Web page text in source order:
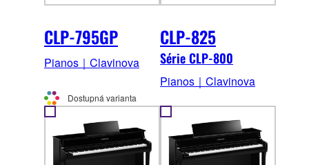
CLP-795GP
Pianos｜Clavinova
Dostupná varianta
CLP-825
Série CLP-800
Pianos｜Clavinova